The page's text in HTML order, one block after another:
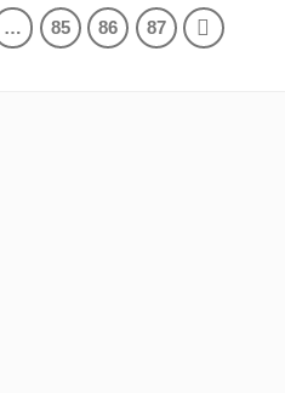
… 85 86 87